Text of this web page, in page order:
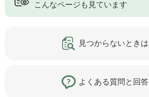
こんなページも見ています
見つからないときは
よくある質問と回答